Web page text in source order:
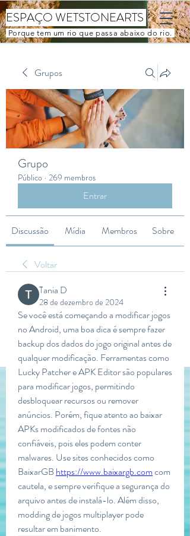
ESPAÇO WETSTONEARTS
Porque tem um rio que passa abaixo do rio.
Grupos
Grupo
Público · 269 membros
Entrar
Discussão Mídia Membros Sobre
Voltar
Тania D
28 de dezembro de 2024
Se você está começando a modificar jogos
no Android, uma boa dica é sempre fazer
backup dos dados do jogo original antes de
qualquer modificação. Ferramentas como
Lucky Patcher e APK Editor são populares
para modificar jogos, permitindo
desbloquear recursos ou remover
anúncios. Porém, fique atento ao baixar
APKs modificados de fontes não
confiáveis, pois eles podem conter
malwares. Use sites conhecidos como
BaixarGB https://www.baixargb.com com
cautela, e sempre verifique a segurança do
arquivo antes de instalá-lo. Além disso,
modding de jogos multiplayer pode
resultar em banimento.